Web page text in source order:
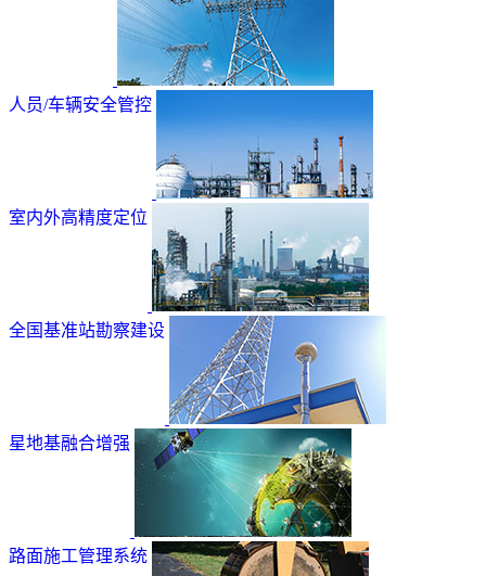
人员/车辆安全管控
室内外高精度定位
全国基准站勘察建设
星地基融合增强
路面施工管理系统